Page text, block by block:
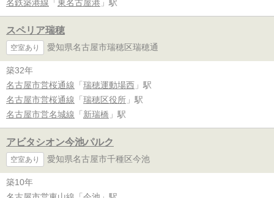
名鉄築港線 「 東名古屋港 」駅
スペリア瑞穂
空室あり 愛知県名古屋市瑞穂区瑞穂通
築32年
名古屋市営桜通線 「 瑞穂運動場西 」駅
名古屋市営桜通線 「 瑞穂区役所 」駅
名古屋市営名城線 「 新瑞橋 」駅
アビタシオン今池パルク
空室あり 愛知県名古屋市千種区今池
築10年